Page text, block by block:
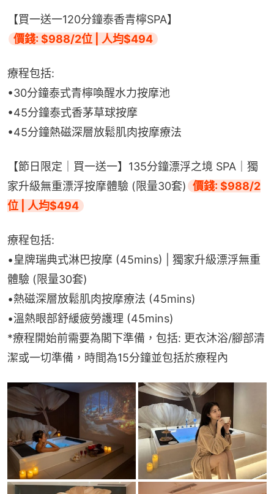
【買一送一120分鐘泰香青檸SPA】
價錢: $988/2位 | 人均$494
療程包括:
•30分鐘泰式青檸喚醒水力按摩池
•45分鐘泰式香茅草球按摩
•45分鐘熱磁深層放鬆肌肉按摩療法
【節日限定｜買一送一】135分鐘漂浮之境 SPA｜獨
家升級無重漂浮按摩體驗 (限量30套) 價錢: $988/2
位 | 人均$494
療程包括:
•皇牌瑞典式淋巴按摩 (45mins) | 獨家升級漂浮無重
體驗 (限量30套)
•熱磁深層放鬆肌肉按摩療法 (45mins)
•溫熱眼部舒緩疲勞護理 (45mins)
*療程開始前需要為閣下準備，包括: 更衣沐浴/腳部清
潔或一切準備，時間為15分鐘並包括於療程內